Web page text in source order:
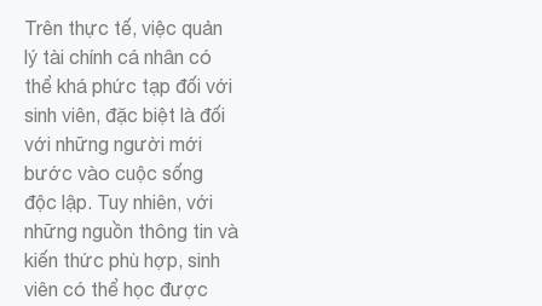
Trên thực tế, việc quản
lý tài chính cá nhân có
thể khá phức tạp đối với
sinh viên, đặc biệt là đối
với những người mới
bước vào cuộc sống
độc lập. Tuy nhiên, với
những nguồn thông tin và
kiến thức phù hợp, sinh
viên có thể học được